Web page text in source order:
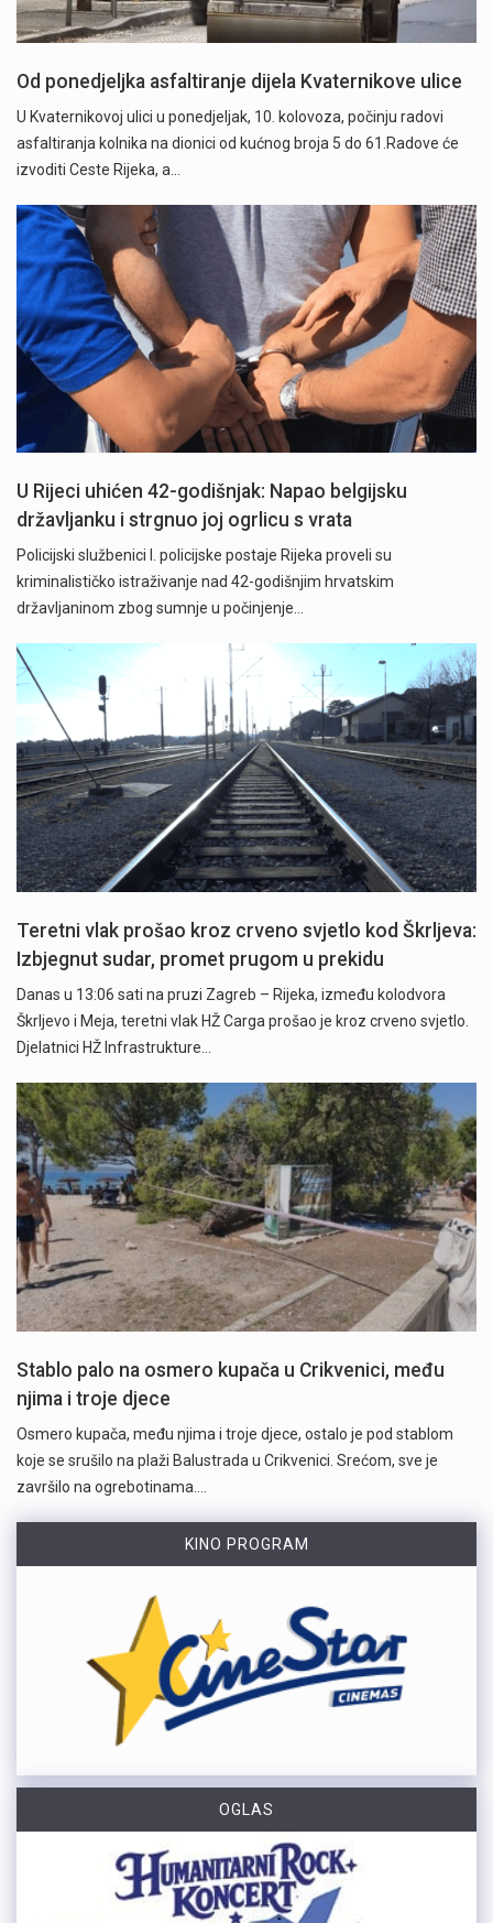
Od ponedjeljka asfaltiranje dijela Kvaternikove ulice
U Kvaternikovoj ulici u ponedjeljak, 10. kolovoza, počinju radovi
asfaltiranja kolnika na dionici od kućnog broja 5 do 61.Radove će
izvoditi Ceste Rijeka, a…
U Rijeci uhićen 42-godišnjak: Napao belgijsku
državljanku i strgnuo joj ogrlicu s vrata
Policijski službenici I. policijske postaje Rijeka proveli su
kriminalističko istraživanje nad 42-godišnjim hrvatskim
državljaninom zbog sumnje u počinjenje…
Teretni vlak prošao kroz crveno svjetlo kod Škrljeva:
Izbjegnut sudar, promet prugom u prekidu
Danas u 13:06 sati na pruzi Zagreb – Rijeka, između kolodvora
Škrljevo i Meja, teretni vlak HŽ Carga prošao je kroz crveno svjetlo.
Djelatnici HŽ Infrastrukture…
Stablo palo na osmero kupača u Crikvenici, među
njima i troje djece
Osmero kupača, među njima i troje djece, ostalo je pod stablom
koje se srušilo na plaži Balustrada u Crikvenici. Srećom, sve je
završilo na ogrebotinama.…
KINO PROGRAM
OGLAS